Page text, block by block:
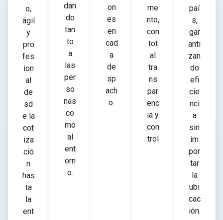
o,
ágil
y
pro
fes
ion
al
de
sd
e la
cot
iza
ció
n
has
ta
la
ent
dan
do
tan
to
a
las
per
so
nas
co
mo
al
ent
orn
o.
on
es
en
cad
a
de
sp
ach
o.
me
nto,
con
tot
al
tra
ns
par
enc
ia y
con
trol
.
paí
s,
gar
anti
zan
do
efi
cie
nci
a
sin
im
por
tar
la
ubi
cac
ión.